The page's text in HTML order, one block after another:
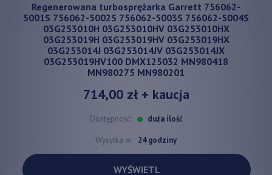
Regenerowana turbosprężarka Garrett 756062-
5001S 756062-5002S 756062-5003S 756062-5004S
03G253010H 03G253010HV 03G253010HX
03G253019H 03G253019HV 03G253019HX
03G253014J 03G253014JV 03G253014JX
03G253019HV100 DMX125032 MN980418
MN980275 MN980201
714,00 zł+ kaucja
Dostępność: duża ilość
Wysyłka w: 24 godziny
WYŚWIETL